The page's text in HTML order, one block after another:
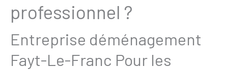
professionnel ?
Entreprise déménagement
Fayt-Le-Franc Pour les